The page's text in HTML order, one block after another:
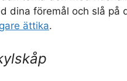
dina föremål och slå på
ättika.